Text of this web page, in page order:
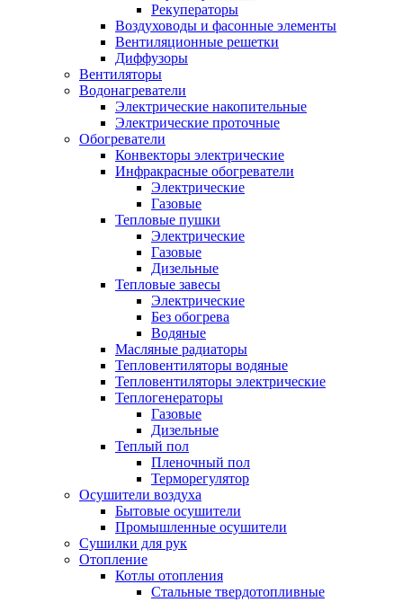
Рекуператоры
Воздуховоды и фасонные элементы
Вентиляционные решетки
Диффузоры
Вентиляторы
Водонагреватели
Электрические накопительные
Электрические проточные
Обогреватели
Конвекторы электрические
Инфракрасные обогреватели
Электрические
Газовые
Тепловые пушки
Электрические
Газовые
Дизельные
Тепловые завесы
Электрические
Без обогрева
Водяные
Масляные радиаторы
Тепловентиляторы водяные
Тепловентиляторы электрические
Теплогенераторы
Газовые
Дизельные
Теплый пол
Пленочный пол
Терморегулятор
Осушители воздуха
Бытовые осушители
Промышленные осушители
Сушилки для рук
Отопление
Котлы отопления
Стальные твердотопливные